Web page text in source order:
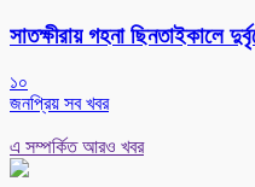
সাতক্ষীরায় গহনা ছিনতাইকালে
১০
জনপ্রিয় সব খবর
এ সম্পর্কিত আরও খবর